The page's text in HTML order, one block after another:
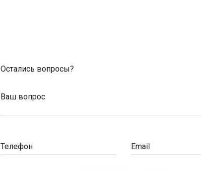
Остались вопросы?
Ваш вопрос
Телефон Email